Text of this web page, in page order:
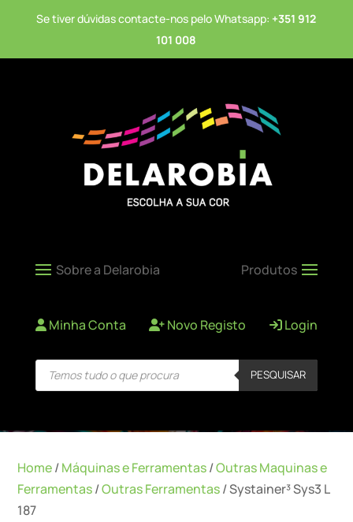
Se tiver dúvidas contacte-nos pelo Whatsapp: +351 912
101 008
Minha Conta Novo Registo Login
Products
search PESQUISAR
Home/Máquinas e Ferramentas/Outras Maquinas e
Ferramentas/Outras Ferramentas/ Systainer³ Sys3 L
187